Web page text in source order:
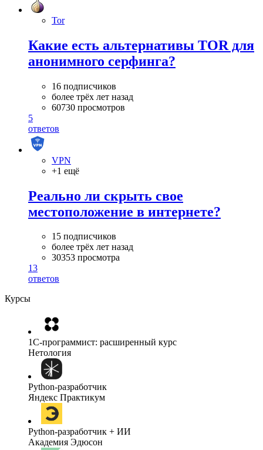
Tor
Какие есть альтернативы TOR для
анонимного серфинга?
16 подписчиков
более трёх лет назад
60730 просмотров
5
ответов
VPN
+1 ещё
Реально ли скрыть свое
местоположение в интернете?
15 подписчиков
более трёх лет назад
30353 просмотра
13
ответов
Курсы
1C-программист: расширенный курс
Нетология
Python-разработчик
Яндекс Практикум
Python-разработчик + ИИ
Академия Эдюсон